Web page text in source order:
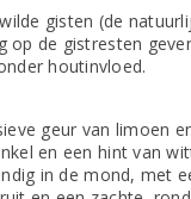
gisten (de
op de gistresten
houtinvloed.
geur van limoen
en een hint van
in de mond, met